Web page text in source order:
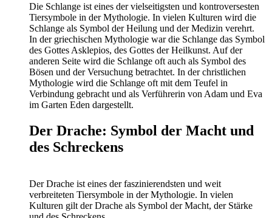
Die Schlange ist eines der vielseitigsten und kontroversesten
Tiersymbole in der Mythologie. In vielen Kulturen wird die
Schlange als Symbol der Heilung und der Medizin verehrt.
In der griechischen Mythologie war die Schlange das Symbol
des Gottes Asklepios, des Gottes der Heilkunst. Auf der
anderen Seite wird die Schlange oft auch als Symbol des
Bösen und der Versuchung betrachtet. In der christlichen
Mythologie wird die Schlange oft mit dem Teufel in
Verbindung gebracht und als Verführerin von Adam und Eva
im Garten Eden dargestellt.
Der Drache: Symbol der Macht und
des Schreckens
Der Drache ist eines der faszinierendsten und weit
verbreiteten Tiersymbole in der Mythologie. In vielen
Kulturen gilt der Drache als Symbol der Macht, der Stärke